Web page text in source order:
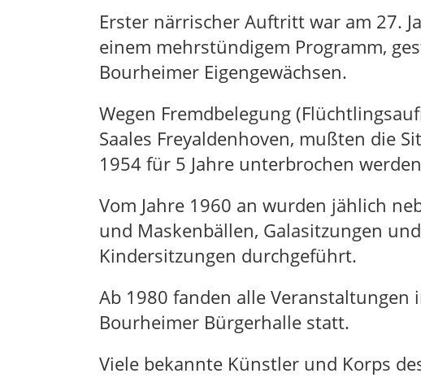
Erster närrischer Auftritt war am 27.
einem mehrstündigem Programm,
Bourheimer Eigengewächsen.
Wegen Fremdbelegung
Saales Freyaldenhoven, mußten die
1954 für 5 Jahre unterbrochen
Vom Jahre 1960 an wurden jählich
und Maskenbällen, Galasitzungen und
Kindersitzungen durchgeführt.
Ab 1980 fanden alle Veranstaltungen
Bourheimer Bürgerhalle statt.
Viele bekannte Künstler und Korps